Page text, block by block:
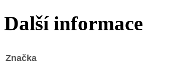
Další informace
Značka